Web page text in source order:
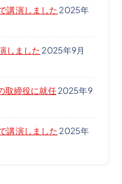
講演しました 2025年
しました 2025年9月
取締役に就任2025年9
講演しました 2025年